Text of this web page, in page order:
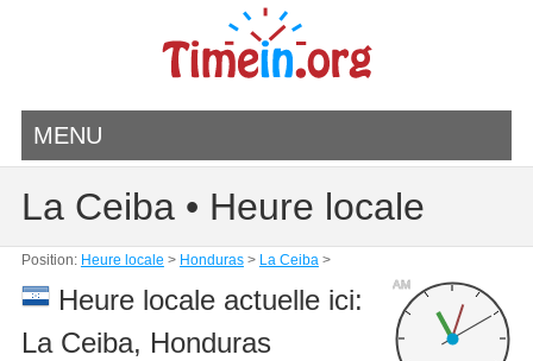
MENU
La Ceiba • Heure locale
Position: Heure locale > Honduras> La Ceiba>
AM
Heure locale actuelle ici:
La Ceiba, Honduras